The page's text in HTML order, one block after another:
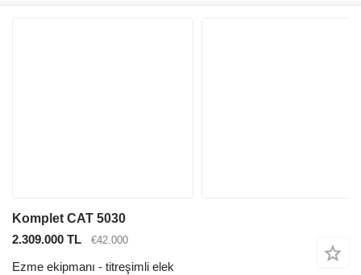
Komplet CAT 5030
2.309.000 TL
€42.000
Ezme ekipmanı - titreşimli elek